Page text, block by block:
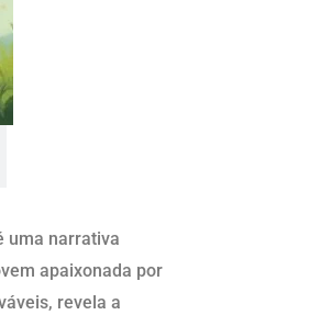
uma narrativa
apaixonada por
revela a